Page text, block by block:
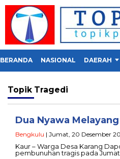
BERANDA NASIONAL DAERAH
Topik Tragedi
Dua Nyawa
Bengkulu | Jumat, 20 Desember
Kaur – Warga Desa Karang
pembunuhan tragis pada Jumat